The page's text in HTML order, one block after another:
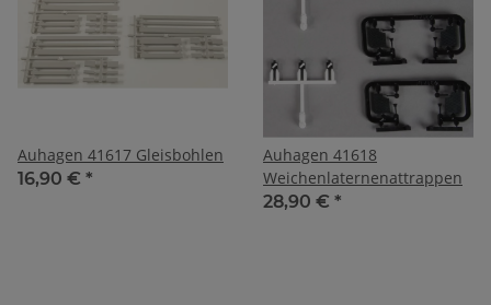
Auhagen 41617 Gleisbohlen
16,90 € *
Auhagen 41618
Weichenlaternenattrappen
28,90 € *